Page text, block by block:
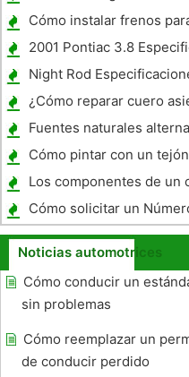
Cómo instalar frenos
2001 Pontiac 3.8
Night Rod
¿Cómo reparar cuero
Fuentes naturales
Combustible
Cómo pintar con un
Los componentes de un
Cómo solicitar un
Autotransportes
Noticias automotrices
Cómo conducir un
sin problemas
Cómo reemplazar un
de conducir perdido